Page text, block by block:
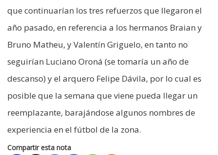
que continuarían los tres refuerzos que llegaron el
año pasado, en referencia a los hermanos Braian y
Bruno Matheu, y Valentín Griguelo, en tanto no
seguirían Luciano Oroná (se tomaría un año de
descanso) y el arquero Felipe Dávila, por lo cual es
posible que la semana que viene pueda llegar un
reemplazante, barajándose algunos nombres de
experiencia en el fútbol de la zona.
Compartir esta nota